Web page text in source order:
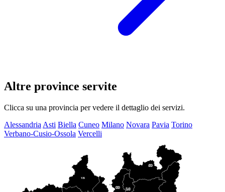
Altre province servite
Clicca su una provincia per vedere il dettaglio dei servizi.
Alessandria Asti Biella Cuneo Milano Novara Pavia Torino
Verbano-Cusio-Ossola Vercelli
VB
CO
SO
LC